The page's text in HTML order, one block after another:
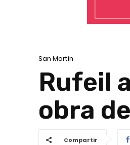
San Martín
Rufeil
obra
Compartir